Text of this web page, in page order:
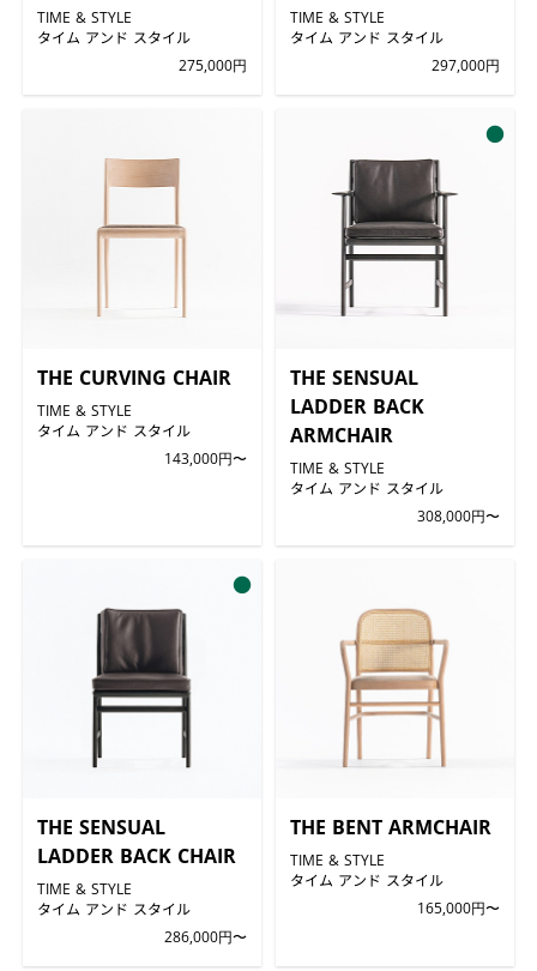
TIME & STYLE
タイム アンド スタイル
275,000円
TIME & STYLE
タイム アンド スタイル
297,000円
THE CURVING CHAIR
TIME & STYLE
タイム アンド スタイル
143,000円〜
THE SENSUAL
LADDER BACK
ARMCHAIR
TIME & STYLE
タイム アンド スタイル
308,000円〜
●
THE SENSUAL
LADDER BACK CHAIR
TIME & STYLE
タイム アンド スタイル
286,000円〜
●
THE BENT ARMCHAIR
TIME & STYLE
タイム アンド スタイル
165,000円〜